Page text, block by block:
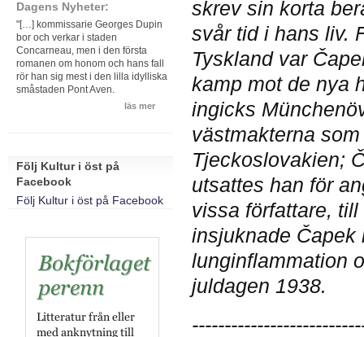
skrev sin korta
svår tid i hans liv.
Tyskland var
kamp mot de nya
ingicks
västmakterna
Tjeckoslovakien;
utsattes han för
vissa författare,
insjuknade Čapek
lunginflammation
juldagen 1938.
Dagens Nyheter:
"[…] kommissarie Georges Dupin
bor och verkar i staden
Concarneau, men i den första
romanen om honom och hans fall
rör han sig mest i den lilla idylliska
småstaden Pont Aven.
läs mer
Följ Kultur i öst på
Facebook
Följ Kultur i öst på Facebook